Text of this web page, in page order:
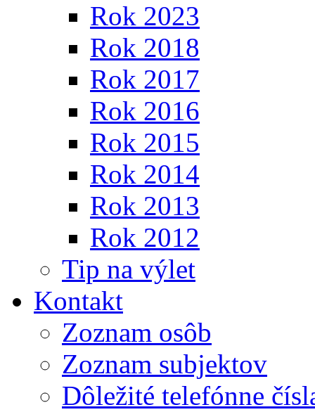
Rok 2023
Rok 2018
Rok 2017
Rok 2016
Rok 2015
Rok 2014
Rok 2013
Rok 2012
Tip na výlet
Kontakt
Zoznam osôb
Zoznam subjektov
Dôležité telefónne